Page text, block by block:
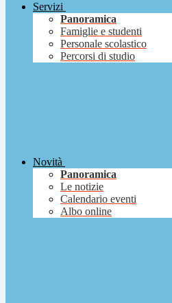
Servizi
Panoramica
Famiglie e studenti
Personale scolastico
Percorsi di studio
Novità
Panoramica
Le notizie
Calendario eventi
Albo online